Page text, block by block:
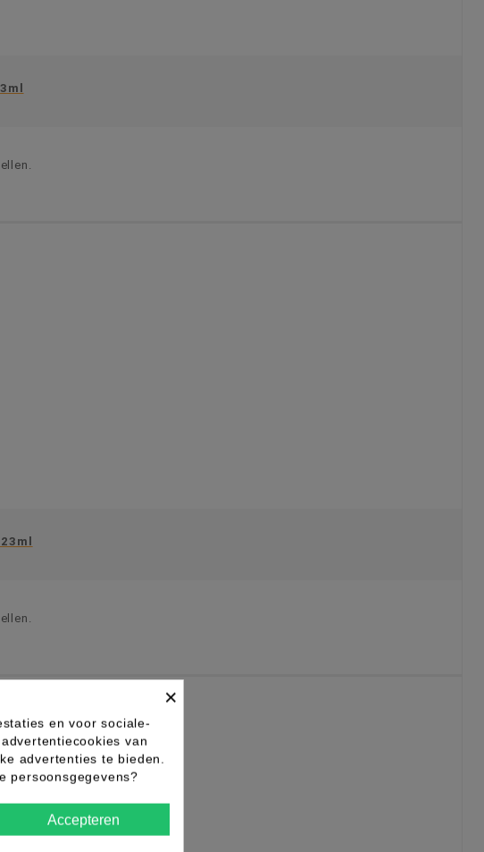
×
en voor sociale-
van
advertenties te bieden.
persoonsgegevens?
Accepteren